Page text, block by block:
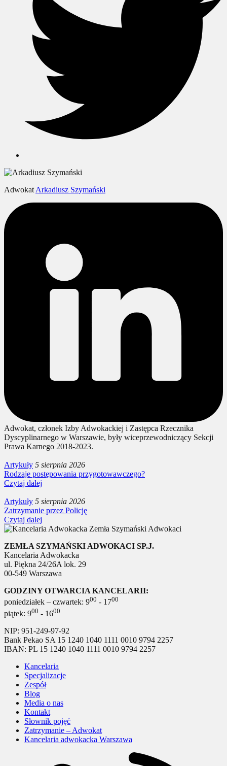
AdwokatArkadiusz Szymański
Adwokat, członek Izby Adwokackiej i Zastępca Rzecznika
Dyscyplinarnego w Warszawie, były wiceprzewodniczący Sekcji
Prawa Karnego 2018-2023.
Artykuły 5 sierpnia 2026
Rodzaje postępowania przygotowawczego?
Czytaj dalej
Artykuły 5 sierpnia 2026
Zatrzymanie przez Policję
Czytaj dalej
ZEMŁA SZYMAŃSKI ADWOKACI SP.J.
Kancelaria Adwokacka
ul. Piękna 24/26A lok. 29
00-549 Warszawa
GODZINY OTWARCIA KANCELARII:
poniedziałek – czwartek: 900 - 1700
piątek: 900 - 1600
NIP: 951-249-97-92
Bank Pekao SA 15 1240 1040 1111 0010 9794 2257
IBAN: PL 15 1240 1040 1111 0010 9794 2257
Kancelaria
Specjalizacje
Zespół
Blog
Media o nas
Kontakt
Słownik pojęć
Zatrzymanie – Adwokat
Kancelaria adwokacka Warszawa